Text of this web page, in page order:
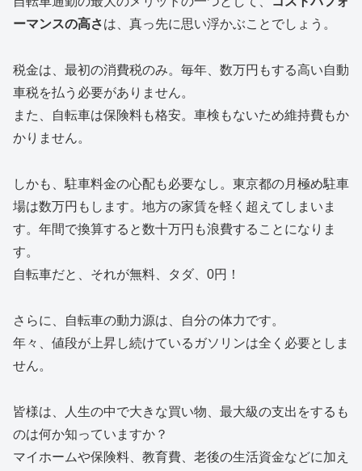
ーマンスの高さは、真っ先に思い浮かぶことでしょう。
税金は、最初の消費税のみ。毎年、数万円もする高い自動
車税を払う必要がありません。
また、自転車は保険料も格安。車検もないため維持費もか
かりません。
しかも、駐車料金の心配も必要なし。東京都の月極め駐車
場は数万円もします。地方の家賃を軽く超えてしまいま
す。年間で換算すると数十万円も浪費することになりま
す。
自転車だと、それが無料、タダ、0円！
さらに、自転車の動力源は、自分の体力です。
年々、値段が上昇し続けているガソリンは全く必要としま
せん。
皆様は、人生の中で大きな買い物、最大級の支出をするも
のは何か知っていますか？
マイホームや保険料、教育費、老後の生活資金などに加え